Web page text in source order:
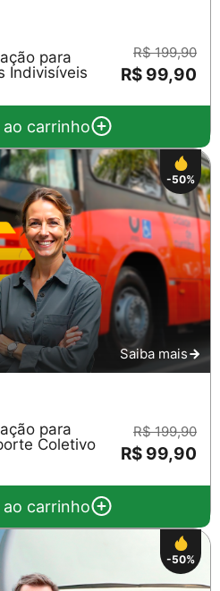
para
Indivisíveis
R$ 199,90
R$ 99,90
carrinho
-50%
Saiba mais
para
Coletivo
R$ 199,90
R$ 99,90
carrinho
-50%